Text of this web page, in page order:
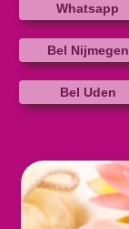
Whatsapp
Bel Nijmegen
Bel Uden